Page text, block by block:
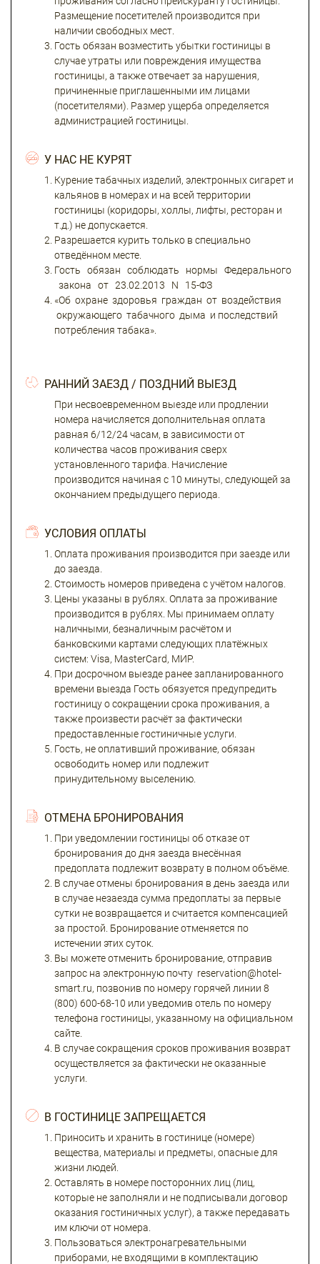
Размещение посетителей производится при
наличии свободных мест.
Гость обязан возместить убытки гостиницы в
случае утраты или повреждения имущества
гостиницы, а также отвечает за нарушения,
причиненные приглашенными им лицами
(посетителями). Размер ущерба определяется
администрацией гостиницы.
У НАС НЕ КУРЯТ
Курение табачных изделий, электронных сигарет и
кальянов в номерах и на всей территории
гостиницы (коридоры, холлы, лифты, ресторан и
т.д.) не допускается.
Разрешается курить только в специально
отведённом месте.
Гость обязан соблюдать нормы Федерального
закона от 23.02.2013 N 15-ФЗ
«Об охране здоровья граждан от воздействия
окружающего табачного дыма и последствий
потребления табака».
РАННИЙ ЗАЕЗД / ПОЗДНИЙ ВЫЕЗД
При несвоевременном выезде или продлении
номера начисляется дополнительная оплата
равная 6/12/24 часам, в зависимости от
количества часов проживания сверх
установленного тарифа. Начисление
производится начиная с 10 минуты, следующей за
окончанием предыдущего периода.
УСЛОВИЯ ОПЛАТЫ
Оплата проживания производится при заезде или
до заезда.
Стоимость номеров приведена с учётом налогов.
Цены указаны в рублях. Оплата за проживание
производится в рублях. Мы принимаем оплату
наличными, безналичным расчётом и
банковскими картами следующих платёжных
систем: Visa, MasterCard, МИР.
При досрочном выезде ранее запланированного
времени выезда Гость обязуется предупредить
гостиницу о сокращении срока проживания, а
также произвести расчёт за фактически
предоставленные гостиничные услуги.
Гость, не оплативший проживание, обязан
освободить номер или подлежит
принудительному выселению.
ОТМЕНА БРОНИРОВАНИЯ
При уведомлении гостиницы об отказе от
бронирования до дня заезда внесённая
предоплата подлежит возврату в полном объёме.
В случае отмены бронирования в день заезда или
в случае незаезда сумма предоплаты за первые
сутки не возвращается и считается компенсацией
за простой. Бронирование отменяется по
истечении этих суток.
Вы можете отменить бронирование, отправив
запрос на электронную почту reservation@hotel-
smart.ru, позвонив по номеру горячей линии 8
(800) 600-68-10 или уведомив отель по номеру
телефона гостиницы, указанному на официальном
сайте.
В случае сокращения сроков проживания возврат
осуществляется за фактически не оказанные
услуги.
В ГОСТИНИЦЕ ЗАПРЕЩАЕТСЯ
Приносить и хранить в гостинице (номере)
вещества, материалы и предметы, опасные для
жизни людей.
Оставлять в номере посторонних лиц (лиц,
которые не заполняли и не подписывали договор
оказания гостиничных услуг), а также передавать
им ключи от номера.
Пользоваться электронагревательными
приборами, не входящими в комплектацию